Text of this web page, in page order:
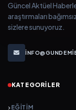
Güncel Aktüel
araştırmaları
sizlere sunuyoruz.
KATEGORILER
EĞITIM